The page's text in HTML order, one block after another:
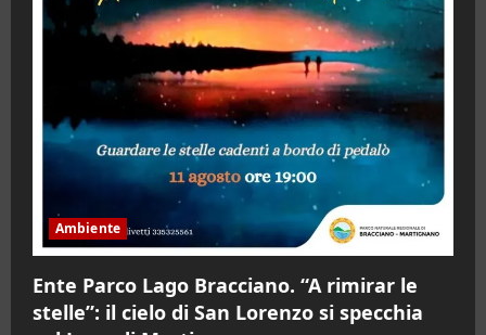
Ambiente
Ente Parco Lago Bracciano. “A rimirar le
stelle”: il cielo di San Lorenzo si specchia